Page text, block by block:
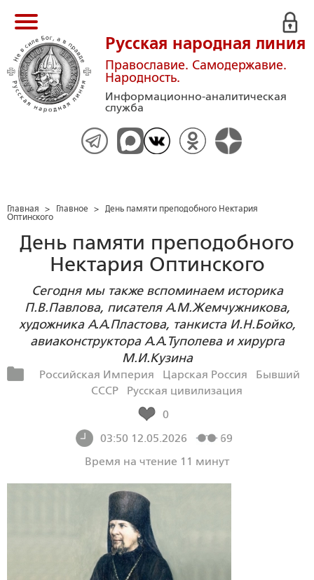
Русская народная линия
Православие. Самодержавие.
Народность.
Информационно-аналитическая
служба
Главная > Главное > День памяти преподобного Нектария
Оптинского
День памяти преподобного
Нектария Оптинского
Сегодня мы также вспоминаем историка
П.В.Павлова, писателя А.М.Жемчужникова,
художника А.А.Пластова, танкиста И.Н.Бойко,
авиаконструктора А.А.Туполева и хирурга
М.И.Кузина
Российская Империя Царская Россия
Бывший
СССР
Русская цивилизация
0
03:50 12.05.2026
69
Время на чтение 11 минут